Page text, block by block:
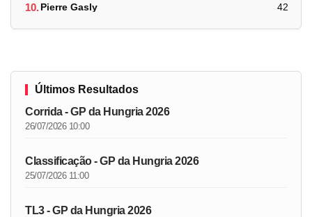
10.Pierre Gasly 42
Últimos Resultados
Corrida - GP da Hungria 2026
26/07/2026 10:00
Classificação - GP da Hungria 2026
25/07/2026 11:00
TL3 - GP da Hungria 2026